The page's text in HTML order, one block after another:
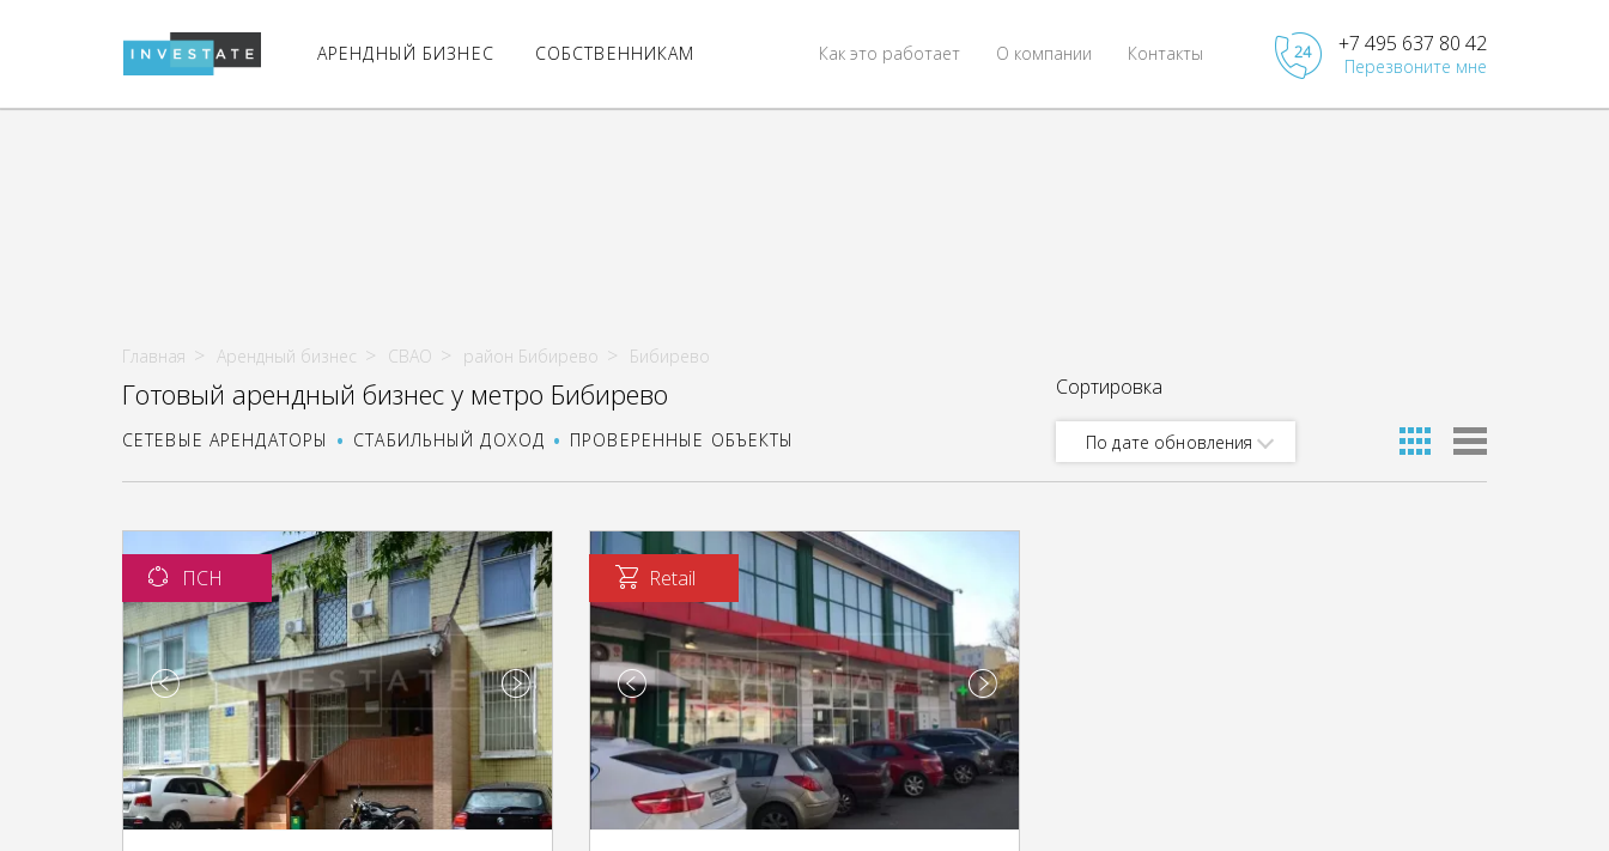
АРЕНДНЫЙ БИЗНЕС СОБСТВЕННИКАМ Контакты
О компании
Как это работает +7 495 637 80 42
Перезвоните мне
Главная Арендный бизнес СВАО район Бибирево Бибирево
Готовый арендный бизнес у метро Бибирево
СЕТЕВЫЕ АРЕНДАТОРЫ СТАБИЛЬНЫЙ ДОХОД ПРОВЕРЕННЫЕ ОБЪЕКТЫ
Сортировка
По дате обновления
ПСН Retail